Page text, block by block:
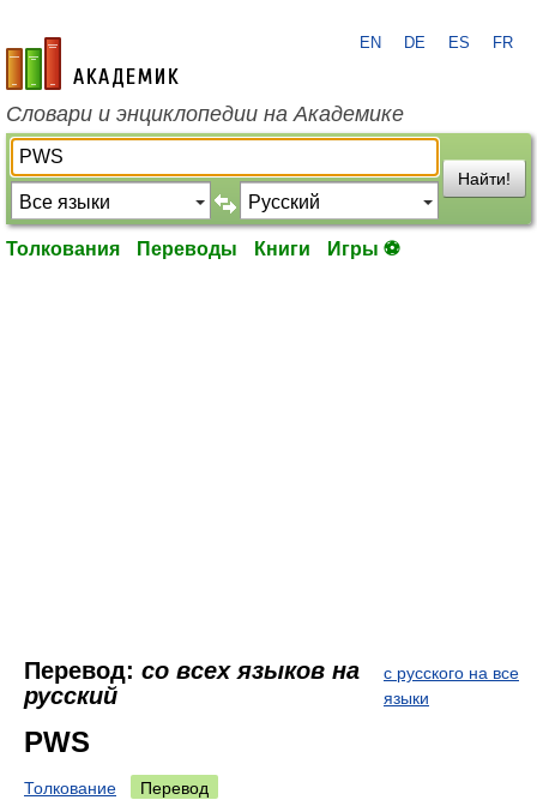
academic.ru
EN DE ES FR
Словари и энциклопедии на Академике
Найти!
Толкования Переводы Книги Игры ⚽
Перевод: со всех языков на
русский
с русского на все
языки
PWS
Толкование Перевод